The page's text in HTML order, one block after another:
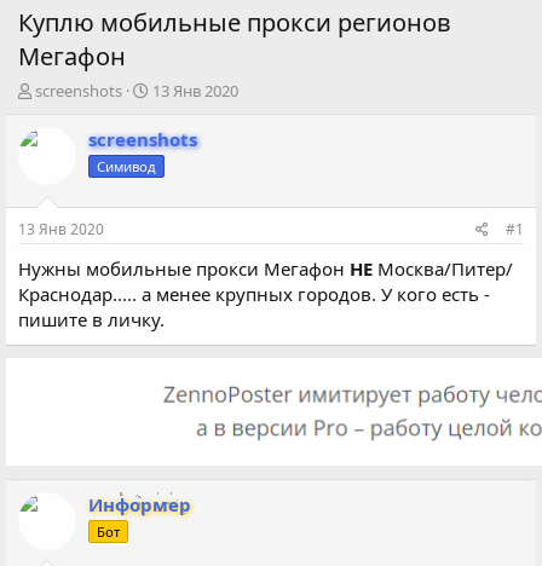
Куплю мобильные прокси регионов
Мегафон
А
т
е
м
ы
screenshots
Д
т
а
н
л
13 Янв 2020
screenshots
Симивод
13 Янв 2020 #1
Нужны мобильные прокси Мегафон НЕ Москва/Питер/
Краснодар..... а менее крупных городов. У кого есть -
пишите в личку.
Информер
Бот